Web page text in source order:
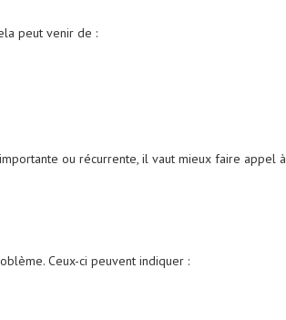
peut venir de :
ou récurrente, il vaut mieux faire appel à
Ceux-ci peuvent indiquer :